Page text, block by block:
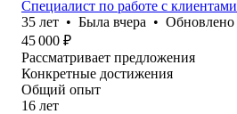
Специалист по работе с клиентами
35 лет • Была вчера • Обновлено
45 000 ₽
Рассматривает предложения
Конкретные достижения
Общий опыт
16 лет